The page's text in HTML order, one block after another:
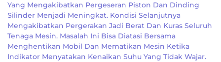
Yang Mengakibatkan Pergeseran Piston Dan Dinding
Silinder Menjadi Meningkat. Kondisi Selanjutnya
Mengakibatkan Pergerakan Jadi Berat Dan Kuras Seluruh
Tenaga Mesin. Masalah Ini Bisa Diatasi Bersama
Menghentikan Mobil Dan Mematikan Mesin Ketika
Indikator Menyatakan Kenaikan Suhu Yang Tidak Wajar.